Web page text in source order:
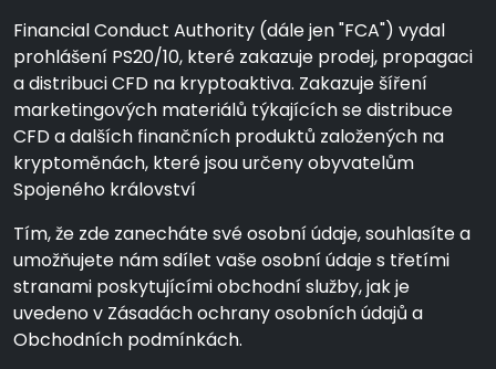
Financial Conduct Authority (dále jen "FCA") vydal
prohlášení PS20/10, které zakazuje prodej, propagaci
a distribuci CFD na kryptoaktiva. Zakazuje šíření
marketingových materiálů týkajících se distribuce
CFD a dalších finančních produktů založených na
kryptoměnách, které jsou určeny obyvatelům
Spojeného království
Tím, že zde zanecháte své osobní údaje, souhlasíte a
umožňujete nám sdílet vaše osobní údaje s třetími
stranami poskytujícími obchodní služby, jak je
uvedeno v Zásadách ochrany osobních údajů a
Obchodních podmínkách.